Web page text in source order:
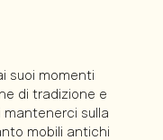
suoi momenti
di tradizione e
sulla
mobili antichi